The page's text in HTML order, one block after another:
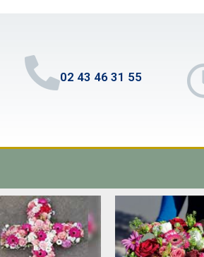
02 43 46 31 55